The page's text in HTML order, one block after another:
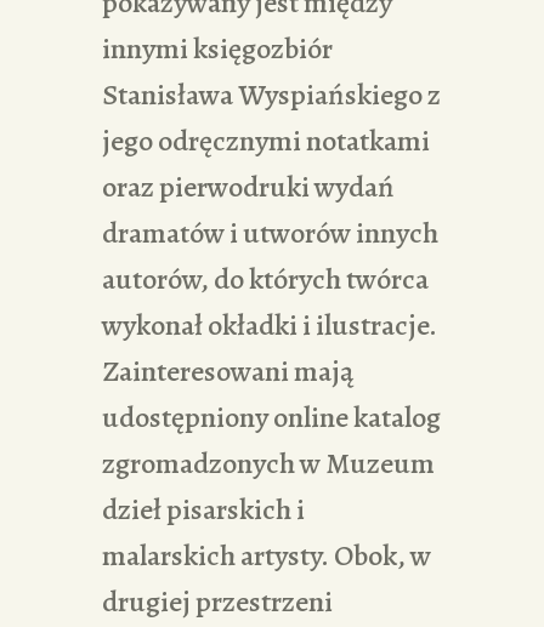
innymi księgozbiór
Stanisława Wyspiańskiego z
jego odręcznymi notatkami
oraz pierwodruki wydań
dramatów i utworów innych
autorów, do których twórca
wykonał okładki i ilustracje.
Zainteresowani mają
udostępniony online katalog
zgromadzonych w Muzeum
dzieł pisarskich i
malarskich artysty. Obok, w
drugiej przestrzeni